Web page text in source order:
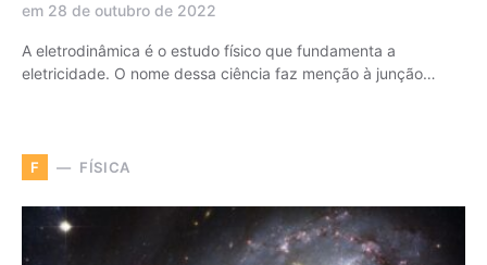
em 28 de outubro de 2022
A eletrodinâmica é o estudo físico que fundamenta a
eletricidade. O nome dessa ciência faz menção à junção…
F FÍSICA